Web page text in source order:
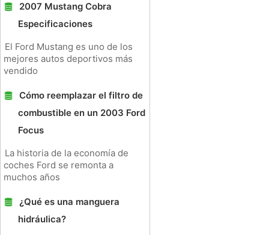
2007 Mustang Cobra
Especificaciones
El Ford Mustang es uno de los
mejores autos deportivos más
vendido
Cómo reemplazar el filtro de
combustible en un 2003 Ford
Focus
La historia de la economía de
coches Ford se remonta a
muchos años
¿Qué es una manguera
hidráulica?